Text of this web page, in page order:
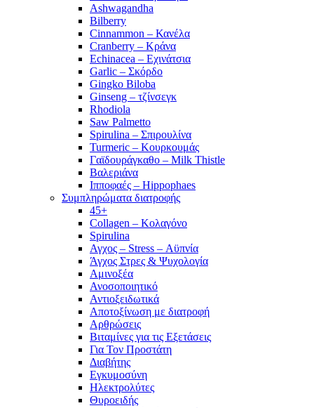
Ashwagandha
Bilberry
Cinnammon – Κανέλα
Cranberry – Κράνα
Echinacea – Εχινάτσια
Garlic – Σκόρδο
Gingko Biloba
Ginseng – τζίνσεγκ
Rhodiola
Saw Palmetto
Spirulina – Σπιρουλίνα
Turmeric – Κουρκουμάς
Γαϊδουράγκαθο – Milk Thistle
Βαλεριάνα
Ιπποφαές – Hippophaes
Συμπληρώματα διατροφής
45+
Collagen – Κολαγόνο
Spirulina
Αγχος – Stress – Αϋπνία
Άγχος Στρες & Ψυχολογία
Αμινοξέα
Ανοσοποιητικό
Αντιοξειδωτικά
Αποτοξίνωση με διατροφή
Αρθρώσεις
Βιταμίνες για τις Εξετάσεις
Για Τον Προστάτη
Διαβήτης
Εγκυμοσύνη
Ηλεκτρολύτες
Θυροειδής